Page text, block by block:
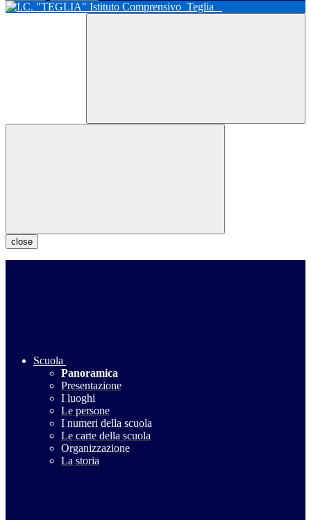
Istituto Comprensivo Teglia
close
Scuola
Panoramica
Presentazione
I luoghi
Le persone
I numeri della scuola
Le carte della scuola
Organizzazione
La storia